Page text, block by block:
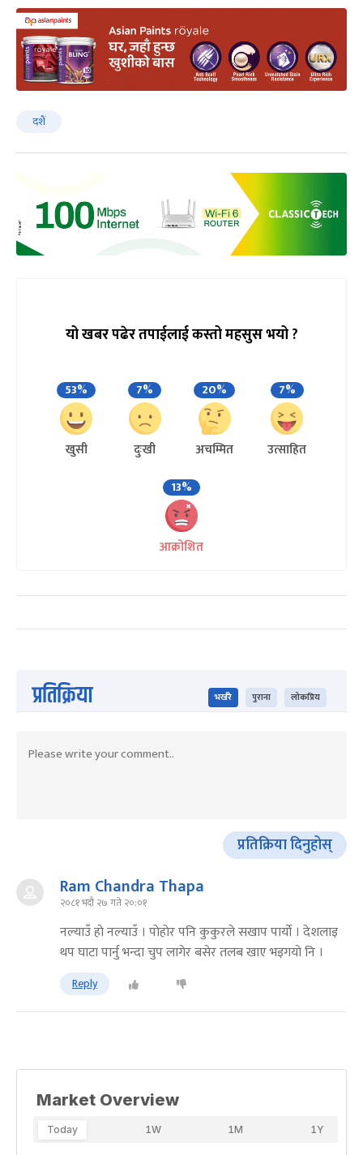
दशैं
यो खबर पढेर तपाईलाई कस्तो महसुस भयो ?
53%
खुसी
7%
दुःखी
20%
अचम्मित
7%
उत्साहित
13%
आक्रोशित
प्रतिक्रिया भर्खरै पुराना लोकप्रिय
प्रतिक्रिया दिनुहोस्
Ram Chandra Thapa
२०८१ भदौ २७ गते २०:०१
नल्याउँ हाे नल्याउँ । पाेहाेर पनि कुकुरले सखाप पार्याे । देशलाइ
थप घाटा पार्नु भन्दा चुप लागेर बसेर तलब खाए भइगयाे नि ।
Reply